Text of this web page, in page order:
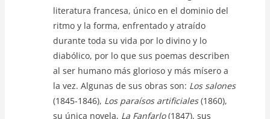
literatura francesa, único en el dominio del
ritmo y la forma, enfrentado y atraído
durante toda su vida por lo divino y lo
diabólico, por lo que sus poemas describen
al ser humano más glorioso y más mísero a
la vez. Algunas de sus obras son: Los salones
(1845-1846), Los paraísos artificiales(1860),
su única novela, La Fanfarlo(1847), sus